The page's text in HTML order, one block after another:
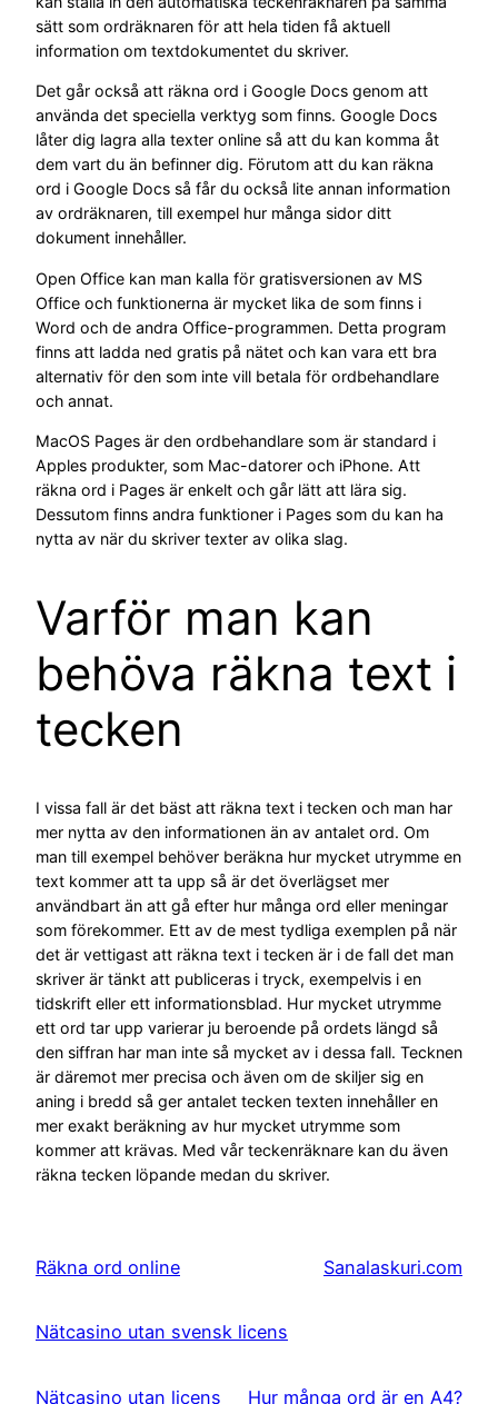
sätt som ordräknaren för att hela tiden få aktuell
information om textdokumentet du skriver.
Det går också att räkna ord i Google Docs genom att
använda det speciella verktyg som finns. Google Docs
låter dig lagra alla texter online så att du kan komma åt
dem vart du än befinner dig. Förutom att du kan räkna
ord i Google Docs så får du också lite annan information
av ordräknaren, till exempel hur många sidor ditt
dokument innehåller.
Open Office kan man kalla för gratisversionen av MS
Office och funktionerna är mycket lika de som finns i
Word och de andra Office-programmen. Detta program
finns att ladda ned gratis på nätet och kan vara ett bra
alternativ för den som inte vill betala för ordbehandlare
och annat.
MacOS Pages är den ordbehandlare som är standard i
Apples produkter, som Mac-datorer och iPhone. Att
räkna ord i Pages är enkelt och går lätt att lära sig.
Dessutom finns andra funktioner i Pages som du kan ha
nytta av när du skriver texter av olika slag.
Varför man kan
behöva räkna text i
tecken
I vissa fall är det bäst att räkna text i tecken och man har
mer nytta av den informationen än av antalet ord. Om
man till exempel behöver beräkna hur mycket utrymme en
text kommer att ta upp så är det överlägset mer
användbart än att gå efter hur många ord eller meningar
som förekommer. Ett av de mest tydliga exemplen på när
det är vettigast att räkna text i tecken är i de fall det man
skriver är tänkt att publiceras i tryck, exempelvis i en
tidskrift eller ett informationsblad. Hur mycket utrymme
ett ord tar upp varierar ju beroende på ordets längd så
den siffran har man inte så mycket av i dessa fall. Tecknen
är däremot mer precisa och även om de skiljer sig en
aning i bredd så ger antalet tecken texten innehåller en
mer exakt beräkning av hur mycket utrymme som
kommer att krävas. Med vår teckenräknare kan du även
räkna tecken löpande medan du skriver.
Räkna ord online Sanalaskuri.com
Nätcasino utan svensk licens
Nätcasino utan licens Hur många ord är en A4?